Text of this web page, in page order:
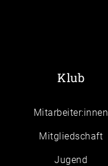
Klub
Mitarbeiter:innen
Mitgliedschaft
Jugend